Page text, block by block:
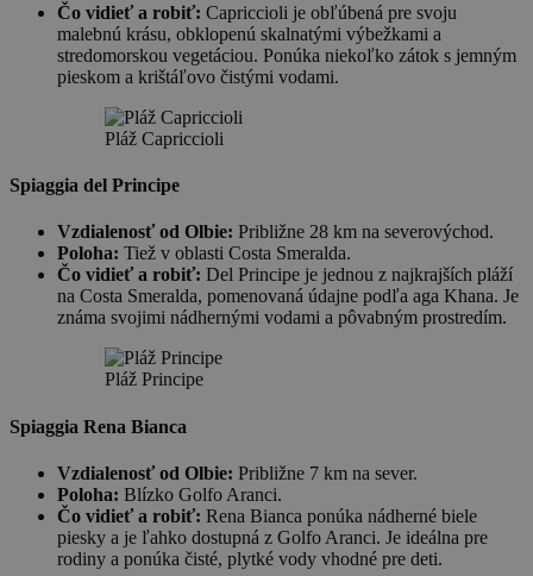
Čo vidieť a robiť: Capriccioli je obľúbená pre svoju
malebnú krásu, obklopenú skalnatými výbežkami a
stredomorskou vegetáciou. Ponúka niekoľko zátok s jemným
pieskom a krištáľovo čistými vodami.
Pláž Capriccioli
Spiaggia del Principe
Vzdialenosť od Olbie: Približne 28 km na severovýchod.
Poloha: Tiež v oblasti Costa Smeralda.
Čo vidieť a robiť: Del Principe je jednou z najkrajších pláží
na Costa Smeralda, pomenovaná údajne podľa aga Khana. Je
známa svojimi nádhernými vodami a pôvabným prostredím.
Pláž Principe
Spiaggia Rena Bianca
Vzdialenosť od Olbie: Približne 7 km na sever.
Poloha: Blízko Golfo Aranci.
Čo vidieť a robiť: Rena Bianca ponúka nádherné biele
piesky a je ľahko dostupná z Golfo Aranci. Je ideálna pre
rodiny a ponúka čisté, plytké vody vhodné pre deti.